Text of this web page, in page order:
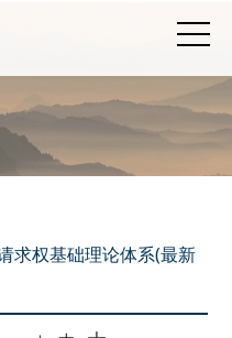
求权基础理论体系(最新